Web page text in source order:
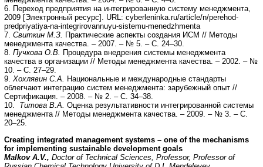
6. Переход предприятия на интегрированную систему менеджмента,
2009 [Электронный ресурс]. URL: cyberleninka.ru/article/n/perehod-
predpriyatiya-na-integrirovannuyu-sistemu-menedzhmenta
7. Свиткин М.З. Практические аспекты создания ИСМ // Методы
менеджмента качества. – 2007. – № 5. – С. 24–30.
8. Пучкова О.В. Процедура внедрения системы менеджмента
качества в организации // Методы менеджмента качества. – 2002. – №
10. – С. 27–29.
9. Хохлявин С.А. Национальные и международные стандарты
облегчают интеграцию систем менеджмента: зарубежный опыт //
Сертификация. – 2008. – № 2. – С. 34–38.
10. Титова В.А. Оценка результативности интегрированной системы
менеджмента // Методы менеджмента качества. – 2009. – № 3. – С.
20–25.
Creating integrated management systems – one of the mechanisms
for implementing sustainable development goals
Malkov A.V., Doctor of Technical Sciences, Professor, Professor of